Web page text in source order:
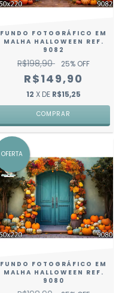
FUNDO FOTOGRÁFICO EM
MALHA HALLOWEEN REF.
9082
R$198,90 25% OFF
R$149,90
12 X DE R$15,25
COMPRAR
OFERTA
FUNDO FOTOGRÁFICO EM
MALHA HALLOWEEN REF.
9080